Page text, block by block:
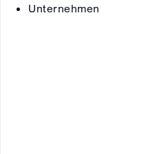
Unternehmen